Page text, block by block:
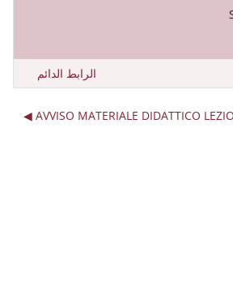
الرابط الدائم
AVVISO MATERIALE DIDATTICO